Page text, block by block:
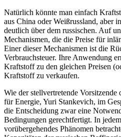
Natürlich könnte man einfach
aus China oder Weißrussland, aber
deutlich über dem russischen. Auf
Mechanismen, die die Preise für
Einer dieser Mechanismen ist die
Verbrauchsteuer. Ihre Anwendung
Kraftstoff zu den gleichen Preisen
Kraftstoff zu verkaufen.
Wie der stellvertretende Vorsitzende
für Energie, Yuri Stankevich, im
die Entscheidung zwar eine
Bedingungen gerechtfertigt. In
vorübergehendes Phänomen